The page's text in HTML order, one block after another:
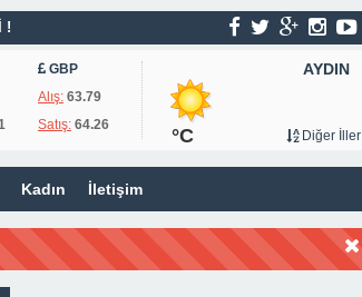
!
GBP
Alış:63.79
Satış:64.26
AYDIN
°C Diğer İller
Kadın İletişim